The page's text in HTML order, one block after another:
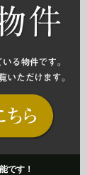
です！